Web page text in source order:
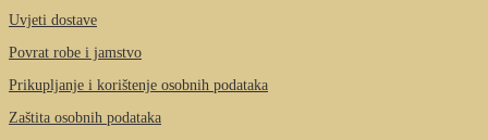
Uvjeti dostave
Povrat robe i jamstvo
Prikupljanje i korištenje osobnih podataka
Zaštita osobnih podataka